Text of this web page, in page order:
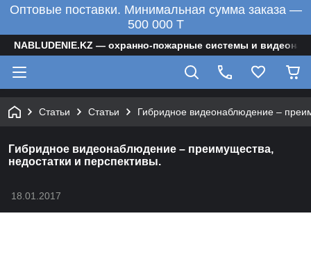
Оптовые поставки. Минимальная сумма заказа —
500 000 T
NABLUDENIE.KZ — охранно-пожарные системы и
Статьи Статьи Гибридное видеонаблюдение –
Гибридное видеонаблюдение – преимущества,
недостатки и перспективы.
18.01.2017